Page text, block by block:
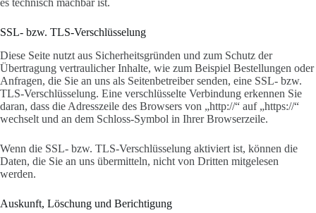
es technisch machbar ist.
SSL- bzw. TLS-Verschlüsselung
Diese Seite nutzt aus Sicherheitsgründen und zum Schutz der
Übertragung vertraulicher Inhalte, wie zum Beispiel Bestellungen oder
Anfragen, die Sie an uns als Seitenbetreiber senden, eine SSL- bzw.
TLS-Verschlüsselung. Eine verschlüsselte Verbindung erkennen Sie
daran, dass die Adresszeile des Browsers von „http://“ auf „https://“
wechselt und an dem Schloss-Symbol in Ihrer Browserzeile.
Wenn die SSL- bzw. TLS-Verschlüsselung aktiviert ist, können die
Daten, die Sie an uns übermitteln, nicht von Dritten mitgelesen
werden.
Auskunft, Löschung und Berichtigung